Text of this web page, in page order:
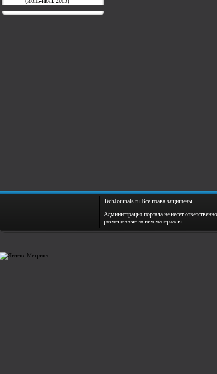
TechJournals.ru Все права защищены.
Администрация портала не несет
размещенные на нем материалы.